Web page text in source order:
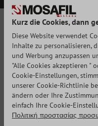
Kurz die Cookies, dann
Diese Website verwendet
Inhalte zu personalisieren,
und Werbung anzupassen
"Alle Cookies akzeptieren "
Cookie-Einstellungen,
unserer Cookie-Richtlinie
ändern oder Ihre
einfach Ihre Cookie-
Πολιτική προστασίας